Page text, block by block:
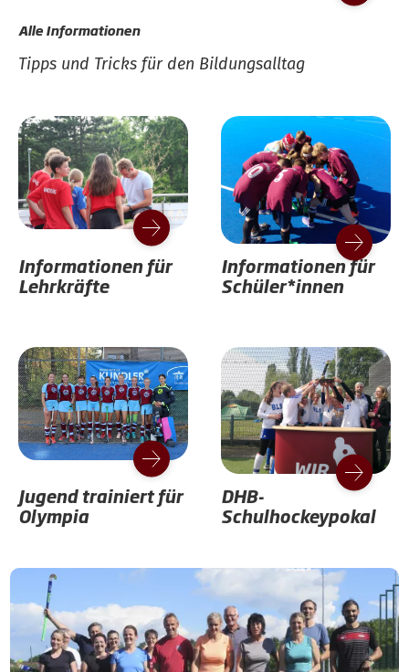
Alle Informationen
Tipps und Tricks für den Bildungsalltag
Informationen für
Lehrkräfte
Informationen für
Schüler*innen
Jugend trainiert für
Olympia
DHB-
Schulhockeypokal